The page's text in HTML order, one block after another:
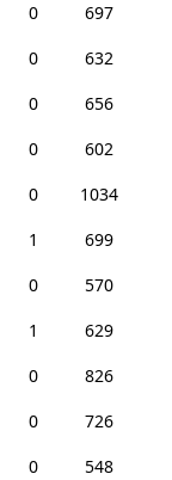
0
697
0
632
0
656
0
602
0
1034
1
699
0
570
1
629
0
826
0
726
0
548